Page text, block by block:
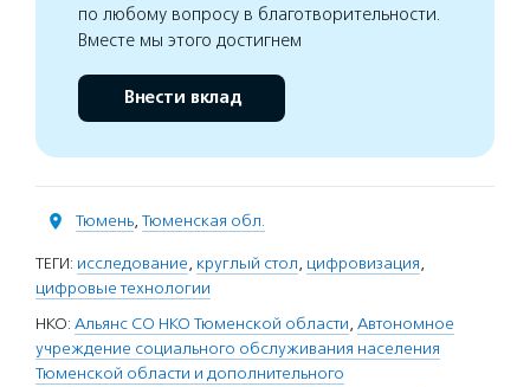
по любому вопросу в благотворительности.
Вместе мы этого достигнем
Внести вклад
Тюмень, Тюменская обл.
ТЕГИ: исследование, круглый стол, цифровизация,
цифровые технологии
НКО: Альянс СО НКО Тюменской области, Автономное
учреждение социального обслуживания населения
Тюменской области и дополнительного